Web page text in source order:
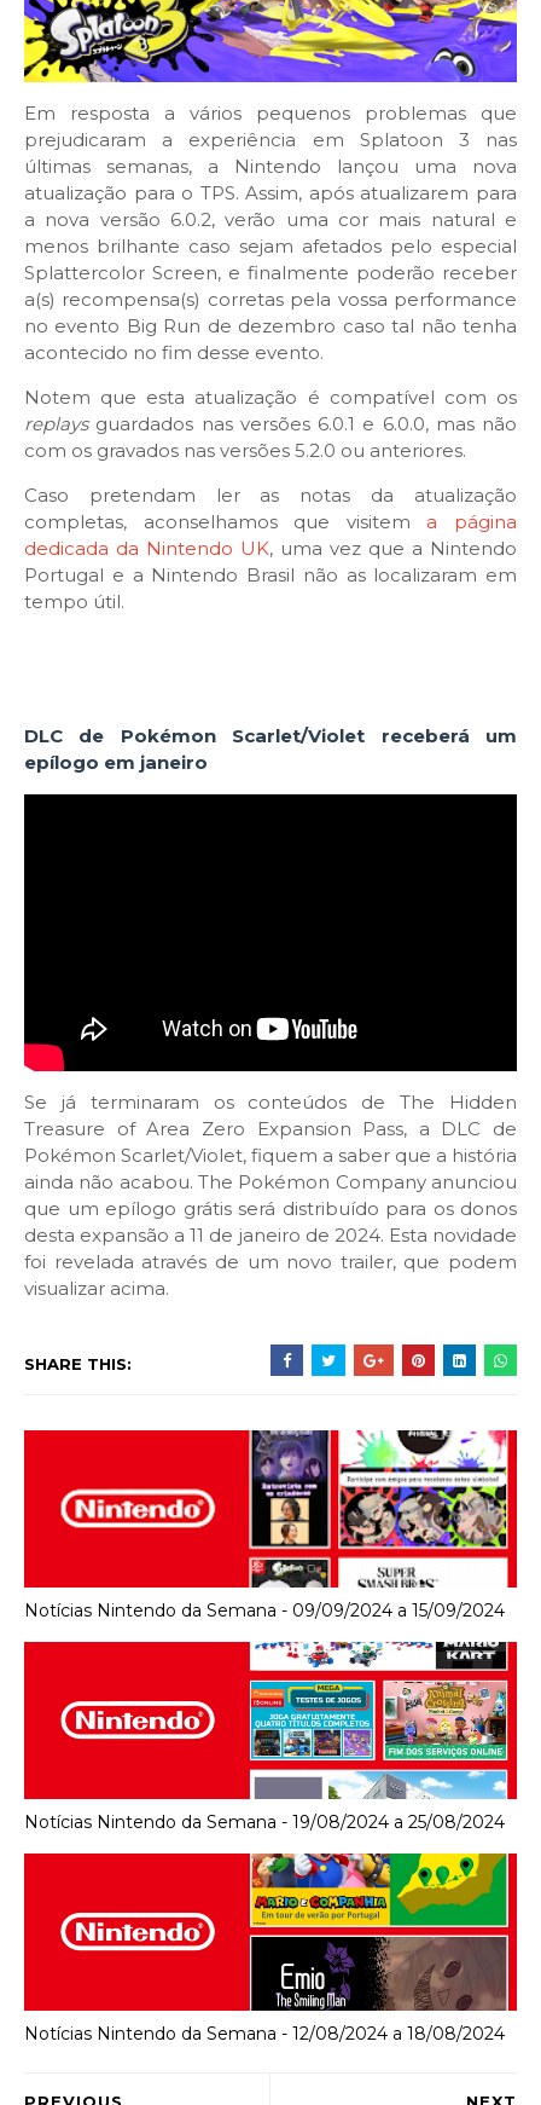
Em resposta a vários pequenos problemas que
prejudicaram a experiência em Splatoon 3 nas
últimas semanas, a Nintendo lançou uma nova
atualização para o TPS. Assim, após atualizarem para
a nova versão 6.0.2, verão uma cor mais natural e
menos brilhante caso sejam afetados pelo especial
Splattercolor Screen, e finalmente poderão receber
a(s) recompensa(s) corretas pela vossa performance
no evento Big Run de dezembro caso tal não tenha
acontecido no fim desse evento.
Notem que esta atualização é compatível com os
replaysguardados nas versões 6.0.1 e 6.0.0, mas não
com os gravados nas versões 5.2.0 ou anteriores.
Caso pretendam ler as notas da atualização
completas, aconselhamos que visitem a página
dedicada da Nintendo UK, uma vez que a Nintendo
Portugal e a Nintendo Brasil não as localizaram em
tempo útil.
DLC de Pokémon Scarlet/Violet receberá um
epílogo em janeiro
Se já terminaram os conteúdos de The Hidden
Treasure of Area Zero Expansion Pass, a DLC de
Pokémon Scarlet/Violet, fiquem a saber que a história
ainda não acabou. The Pokémon Company anunciou
que um epílogo grátis será distribuído para os donos
desta expansão a 11 de janeiro de 2024. Esta novidade
foi revelada através de um novo trailer, que podem
visualizar acima.
SHARE THIS:
Notícias Nintendo da Semana - 09/09/2024 a 15/09/2024
Notícias Nintendo da Semana - 19/08/2024 a 25/08/2024
Notícias Nintendo da Semana - 12/08/2024 a 18/08/2024